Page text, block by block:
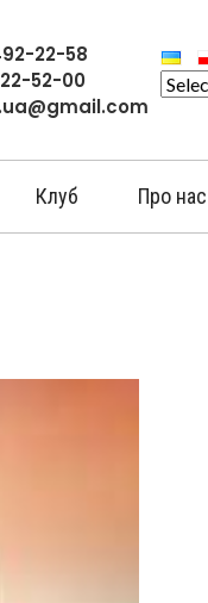
22-58
52-00
Клуб Про нас